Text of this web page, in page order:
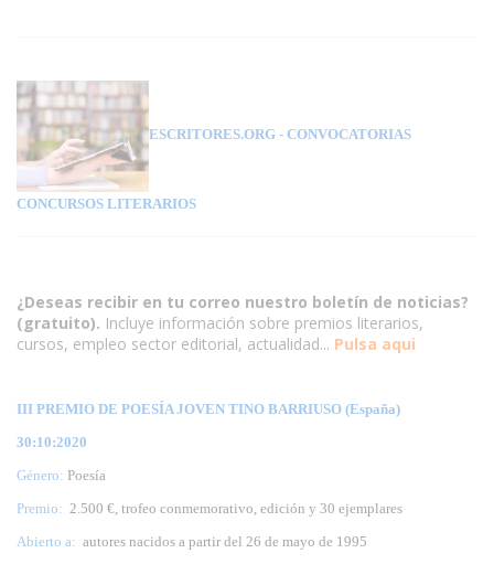
ESCRITORES.ORG - CONVOCATORIAS
CONCURSOS LITERARIOS
¿Deseas recibir en tu correo nuestro boletín de noticias?
(gratuito). Incluye información sobre premios literarios,
cursos, empleo sector editorial, actualidad... Pulsa aqui
III PREMIO DE POESÍA JOVEN TINO BARRIUSO (España)
30:10:2020
Género: Poesía
Premio: 2.500 €, trofeo conmemorativo, edición y 30 ejemplares
Abierto a: autores nacidos a partir del 26 de mayo de 1995